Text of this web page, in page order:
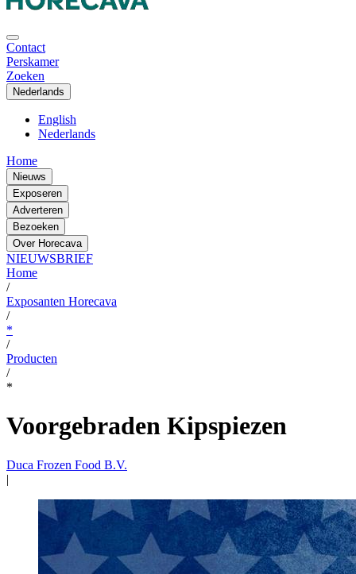
Contact
Perskamer
Zoeken
Nederlands
English
Nederlands
Home
Nieuws
Exposeren
Adverteren
Bezoeken
Over Horecava
NIEUWSBRIEF
Home
/
Exposanten Horecava
/
*
/
Producten
/
*
Voorgebraden Kipspiezen
Duca Frozen Food B.V.
|